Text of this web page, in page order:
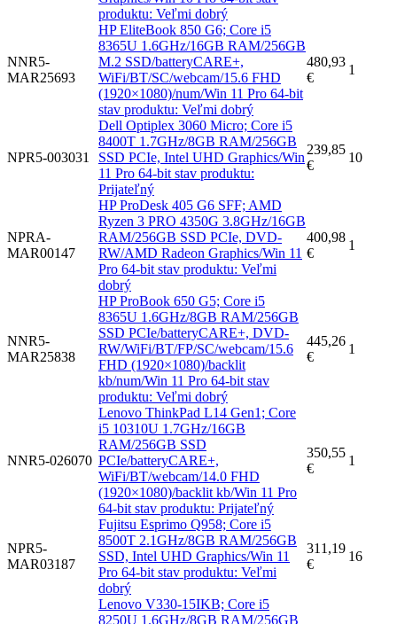
produktu: Veľmi dobrý
NNR5-
MAR25693
HP EliteBook 850 G6; Core i5
8365U 1.6GHz/16GB RAM/256GB
M.2 SSD/batteryCARE+,
WiFi/BT/SC/webcam/15.6 FHD
(1920×1080)/num/Win 11 Pro 64-bit
stav produktu: Veľmi dobrý
480,93
€
1
NPR5-003031
Dell Optiplex 3060 Micro; Core i5
8400T 1.7GHz/8GB RAM/256GB
SSD PCIe, Intel UHD Graphics/Win
11 Pro 64-bit stav produktu:
Prijateľný
239,85
€
10
NPRA-
MAR00147
HP ProDesk 405 G6 SFF; AMD
Ryzen 3 PRO 4350G 3.8GHz/16GB
RAM/256GB SSD PCIe, DVD-
RW/AMD Radeon Graphics/Win 11
Pro 64-bit stav produktu: Veľmi
dobrý
400,98
€
1
NNR5-
MAR25838
HP ProBook 650 G5; Core i5
8365U 1.6GHz/8GB RAM/256GB
SSD PCIe/batteryCARE+, DVD-
RW/WiFi/BT/FP/SC/webcam/15.6
FHD (1920×1080)/backlit
kb/num/Win 11 Pro 64-bit stav
produktu: Veľmi dobrý
445,26
€
1
NNR5-026070
Lenovo ThinkPad L14 Gen1; Core
i5 10310U 1.7GHz/16GB
RAM/256GB SSD
PCIe/batteryCARE+,
WiFi/BT/webcam/14.0 FHD
(1920×1080)/backlit kb/Win 11 Pro
64-bit stav produktu: Prijateľný
350,55
€
1
NPR5-
MAR03187
Fujitsu Esprimo Q958; Core i5
8500T 2.1GHz/8GB RAM/256GB
SSD, Intel UHD Graphics/Win 11
Pro 64-bit stav produktu: Veľmi
dobrý
311,19
€
16
Lenovo V330-15IKB; Core i5
8250U 1.6GHz/8GB RAM/256GB